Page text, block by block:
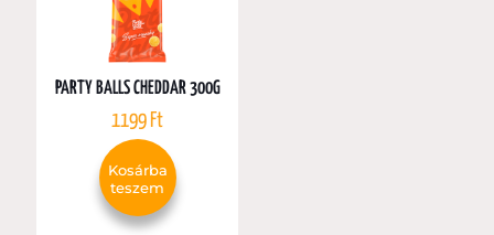
PARTY BALLS CHEDDAR 300G
1199 Ft
Kosárba
teszem